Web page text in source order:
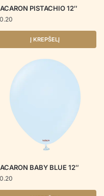
PISTACHIO 12″
0.20
Į KREPŠELĮ
BABY BLUE 12″
0.20